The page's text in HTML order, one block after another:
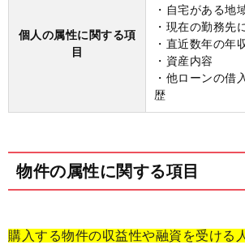
個人の属性に関する項
目
・自宅がある地
・現在の勤務先
・直近数年の年
・資産内容
・他ローンの借
歴
物件の属性に関する項目
購入する物件の収益性や融資を受ける